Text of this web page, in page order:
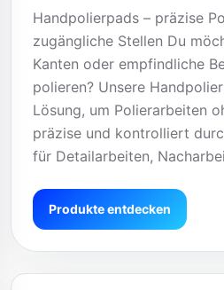
Handpolierpads – präzise
zugängliche Stellen Du
Kanten oder empfindliche
polieren? Unsere
Lösung, um Polierarbeiten
präzise und kontrolliert
für Detailarbeiten,
Produkte entdecken